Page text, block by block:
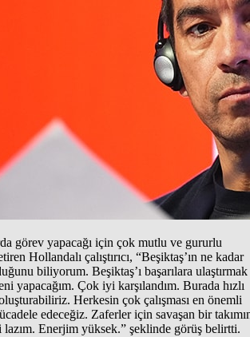
görev yapacağı için çok mutlu ve gururlu
Hollandalı çalıştırıcı, “Beşiktaş’ın ne kadar
biliyorum. Beşiktaş’ı başarılara ulaştırmak
yapacağım. Çok iyi karşılandım. Burada hızlı
Herkesin çok çalışması en önemli
edeceğiz. Zaferler için savaşan bir
lazım. Enerjim yüksek.” şeklinde görüş belirtti.